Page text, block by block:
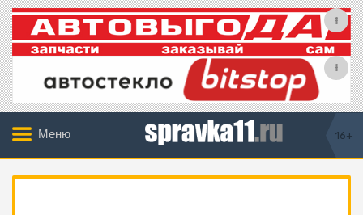
Меню 16+